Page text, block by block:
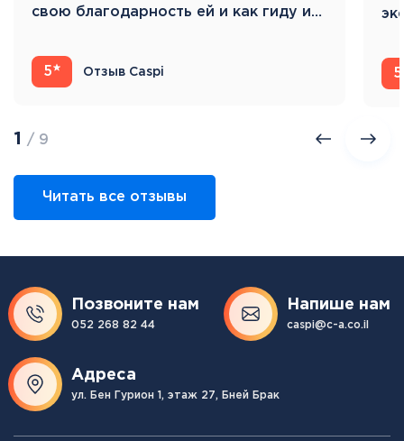
свою благодарность ей и как гиду и…
5 Отзыв Caspi 5
1 / 9
Читать все отзывы
Позвоните нам
052 268 82 44
Напише нам
caspi@c-a.co.il
Адреса
ул. Бен Гурион 1, этаж 27, Бней Брак